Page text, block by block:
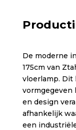
De moderne
175cm van
vloerlamp.
vormgegeven
en design
afhankelijk
een